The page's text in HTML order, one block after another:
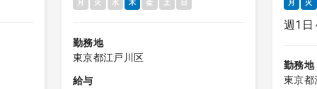
月 火 水 木 金 土 日
勤務地
東京都江戸川区
給与
月 火
週1日
勤務地
東京都